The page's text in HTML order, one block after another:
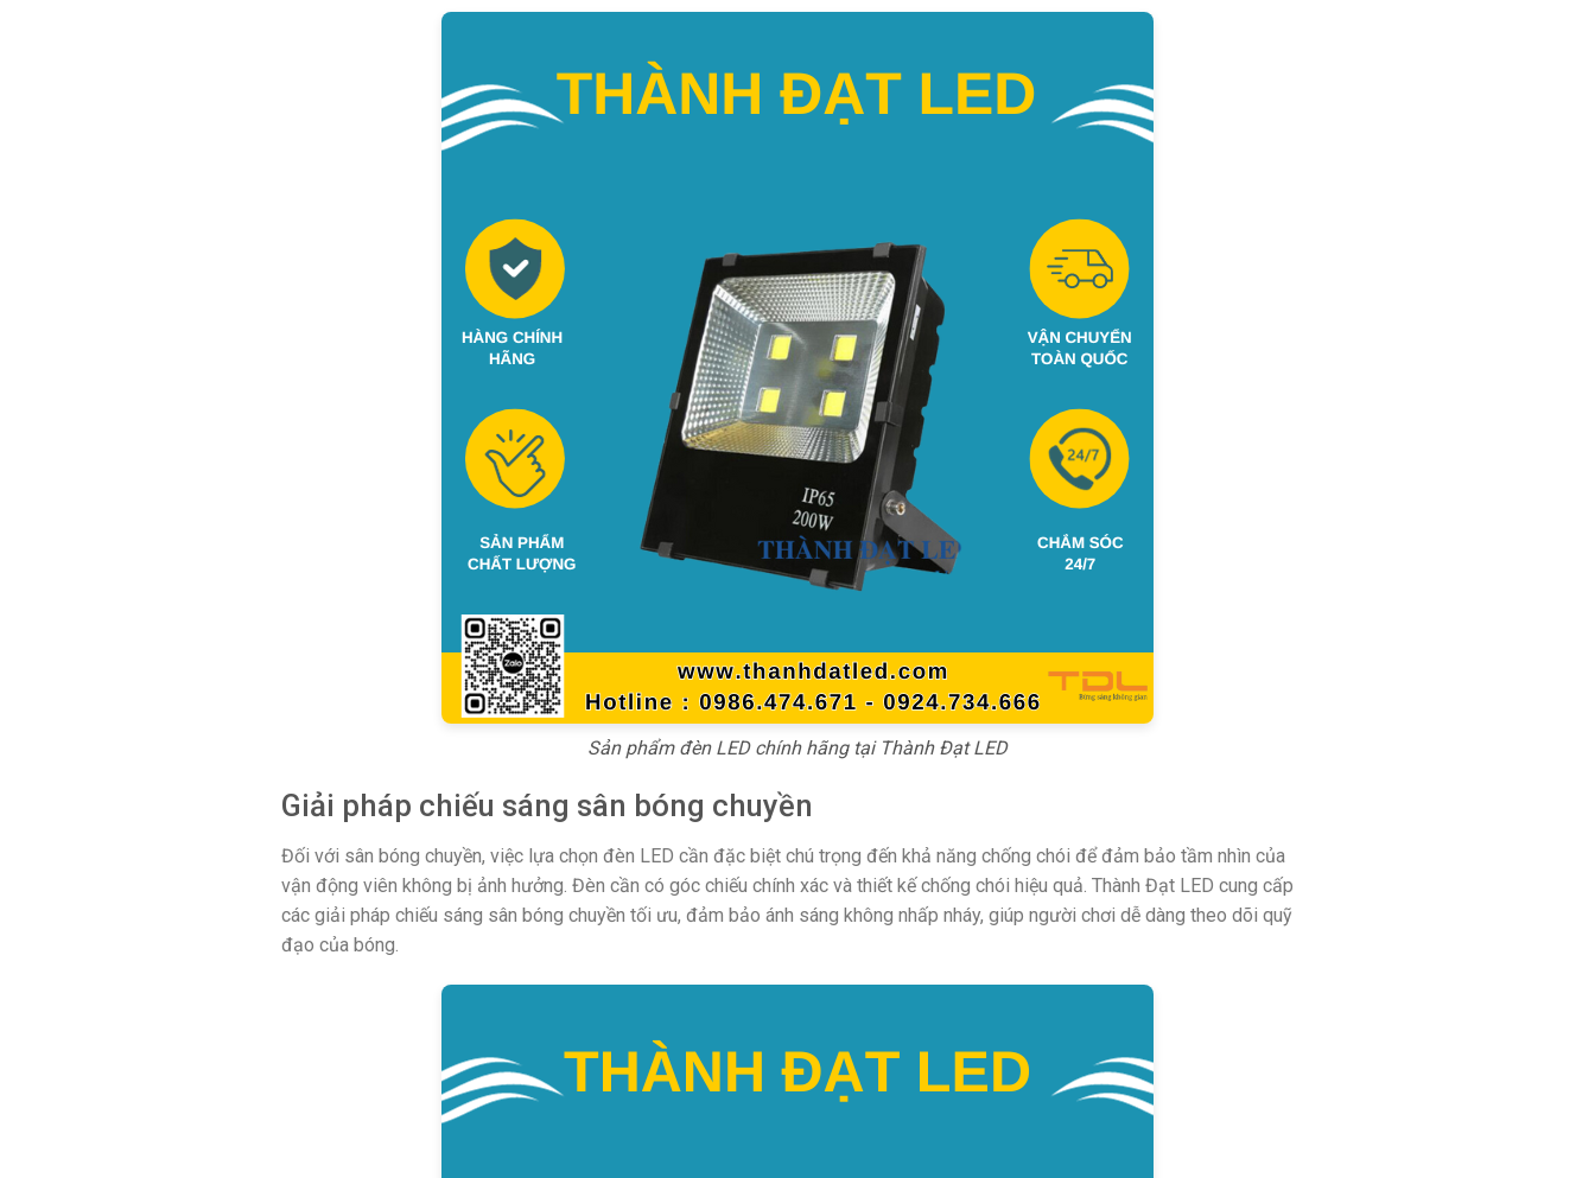
Sản phẩm đèn LED chính hãng tại Thành Đạt LED
Giải pháp chiếu sáng sân bóng chuyền
Đối với sân bóng chuyền, việc lựa chọn đèn LED cần đặc biệt chú trọng đến khả năng chống chói để đảm bảo tầm nhìn của
vận động viên không bị ảnh hưởng. Đèn cần có góc chiếu chính xác và thiết kế chống chói hiệu quả. Thành Đạt LED cung cấp
các giải pháp chiếu sáng sân bóng chuyền tối ưu, đảm bảo ánh sáng không nhấp nháy, giúp người chơi dễ dàng theo dõi quỹ
đạo của bóng.